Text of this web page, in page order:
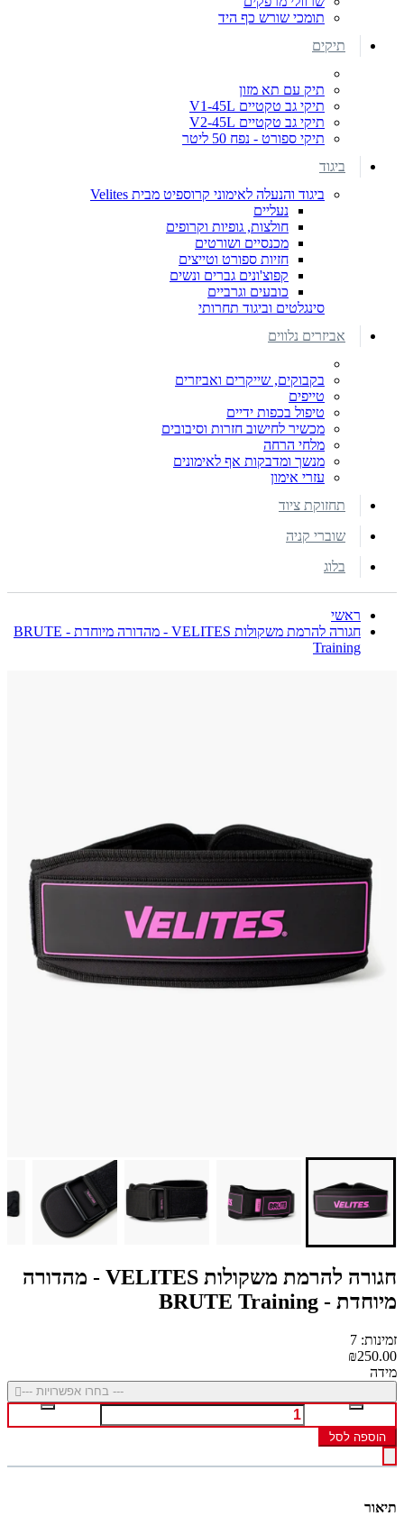
תומכי שורש כף היד
תיקים
תיק עם תא מזון
תיקי גב טקטיים V1-45L
תיקי גב טקטיים V2-45L
תיקי ספורט - נפח 50 ליטר
ביגוד
ביגוד והנעלה לאימוני קרוספיט מבית Velites
נעליים
חולצות, גופיות וקרופים
מכנסיים ושורטים
חזיות ספורט וטייצים
קפוצ'ונים גברים ונשים
כובעים וגרביים
סינגלטים וביגוד תחרותי
אביזרים נלווים
בקבוקים, שייקרים ואביזרים
טייפים
טיפול בכפות ידיים
מכשיר לחישוב חזרות וסיבובים
מלחי הרחה
מנשך ומדבקות אף לאימונים
עזרי אימון
תחזוקת ציוד
שוברי קניה
בלוג
ראשי
חגורה להרמת משקולות VELITES - מהדורה מיוחדת - BRUTE
Training
חגורה להרמת משקולות VELITES - מהדורה
מיוחדת - BRUTE Training
זמינות: 7
₪250.00
מידה
--- בחרו אפשרויות ---
הוספה לסל
תיאור